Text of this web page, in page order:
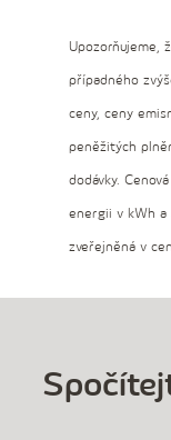
Upozorňujeme,
případného
ceny, ceny
peněžitých
dodávky.
energii v kWh a
zveřejněná v